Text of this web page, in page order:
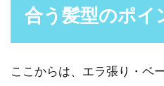
ヘアケア
合う髪型のポイ
ここからは、エラ張り・ベ